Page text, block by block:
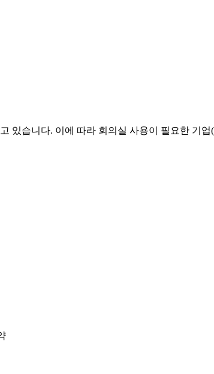
있습니다. 이에 따라 회의실 사용이 필요한 기